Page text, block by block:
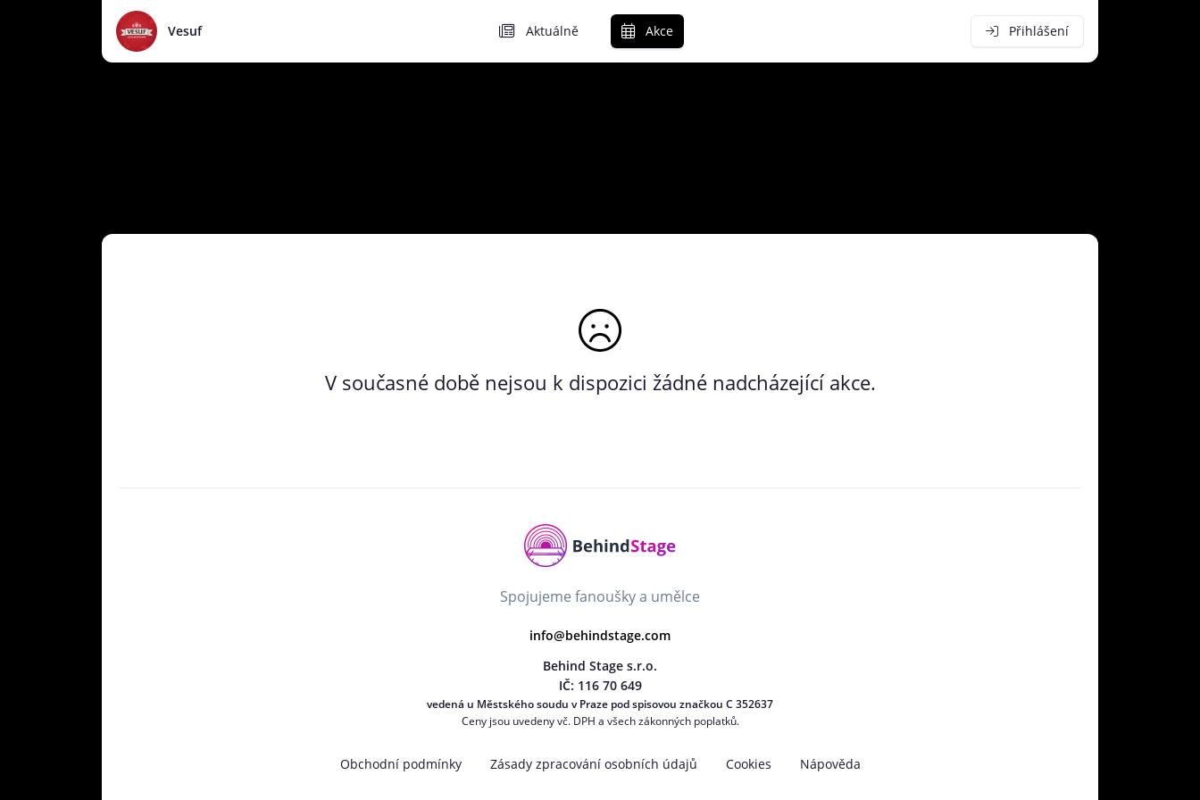
Vesuf Aktuálně Akce Přihlášení
V současné době nejsou k dispozici žádné nadcházející akce.
Spojujeme fanoušky a umělce
info@behindstage.com
Behind Stage s.r.o.
IČ: 116 70 649
vedená u Městského soudu v Praze pod spisovou značkou C 352637
Ceny jsou uvedeny vč. DPH a všech zákonných poplatků.
Obchodní podmínky Zásady zpracování osobních údajů Cookies Nápověda